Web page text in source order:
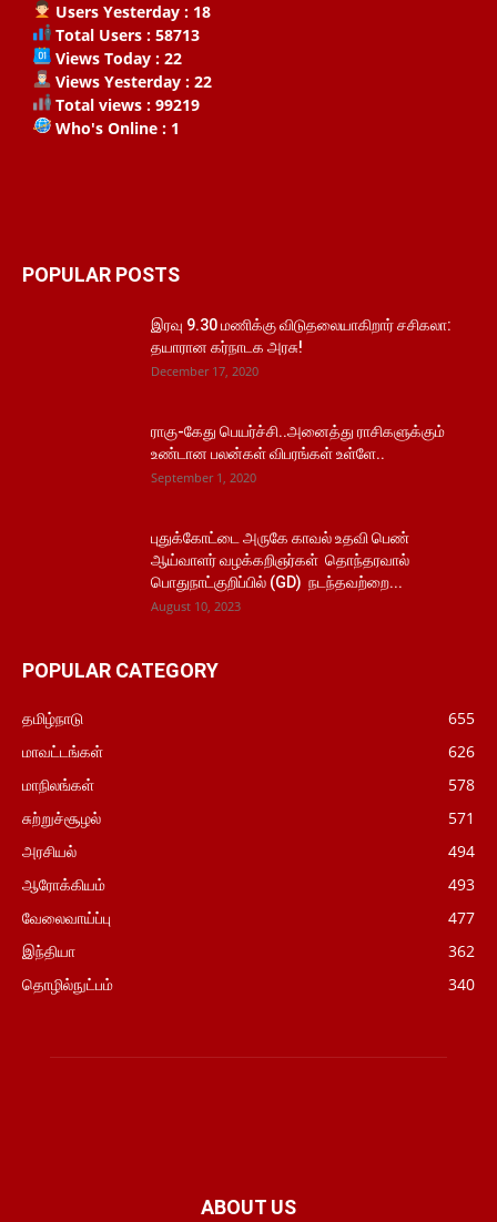
Users Yesterday : 18
Total Users : 58713
Views Today : 22
Views Yesterday : 22
Total views : 99219
Who's Online : 1
POPULAR POSTS
இரவு 9.30 மணிக்கு விடுதலையாகிறார் சசிகலா:
தயாரான கர்நாடக அரசு!
December 17, 2020
ராகு-கேது பெயர்ச்சி..அனைத்து ராசிகளுக்கும்
உண்டான பலன்கள் விபரங்கள் உள்ளே..
September 1, 2020
புதுக்கோட்டை அருகே காவல் உதவி பெண்
ஆய்வாளர் வழக்கறிஞர்கள் தொந்தரவால்
பொதுநாட்குறிப்பில் (GD) நடந்தவற்றை...
August 10, 2023
POPULAR CATEGORY
தமிழ்நாடு
655
மாவட்டங்கள்
626
மாநிலங்கள்
578
சுற்றுச்சூழல்
571
அரசியல்
494
ஆரோக்கியம்
493
வேலைவாய்ப்பு
477
இந்தியா
362
தொழில்நுட்பம்
340
ABOUT US